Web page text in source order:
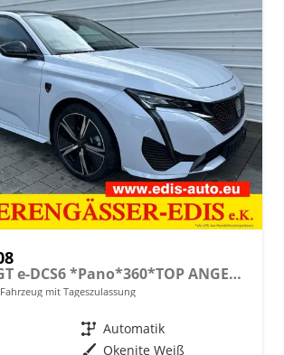
Hybrid 145 GT e-DCS6 *Pano*360*TOP ANGEBOT
Fahrzeug mit Tageszulassung
Getriebe Automatik
Außenfarbe Okenite Weiß